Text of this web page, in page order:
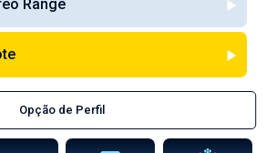
Range
Opção de Perfil